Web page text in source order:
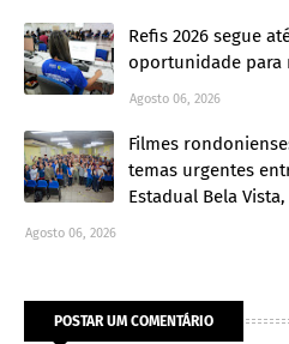
Refis 2026 segue
oportunidade para
Agosto 06, 2026
Filmes
temas urgentes
Estadual Bela
Agosto 06, 2026
POSTAR UM COMENTÁRIO